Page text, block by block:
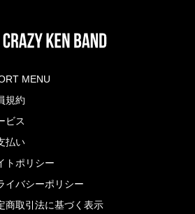
MENU
規約
ビス
払い
トポリシー
イバシーポリシー
商取引法に基づく表示